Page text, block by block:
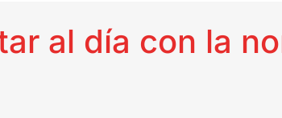
al día con la